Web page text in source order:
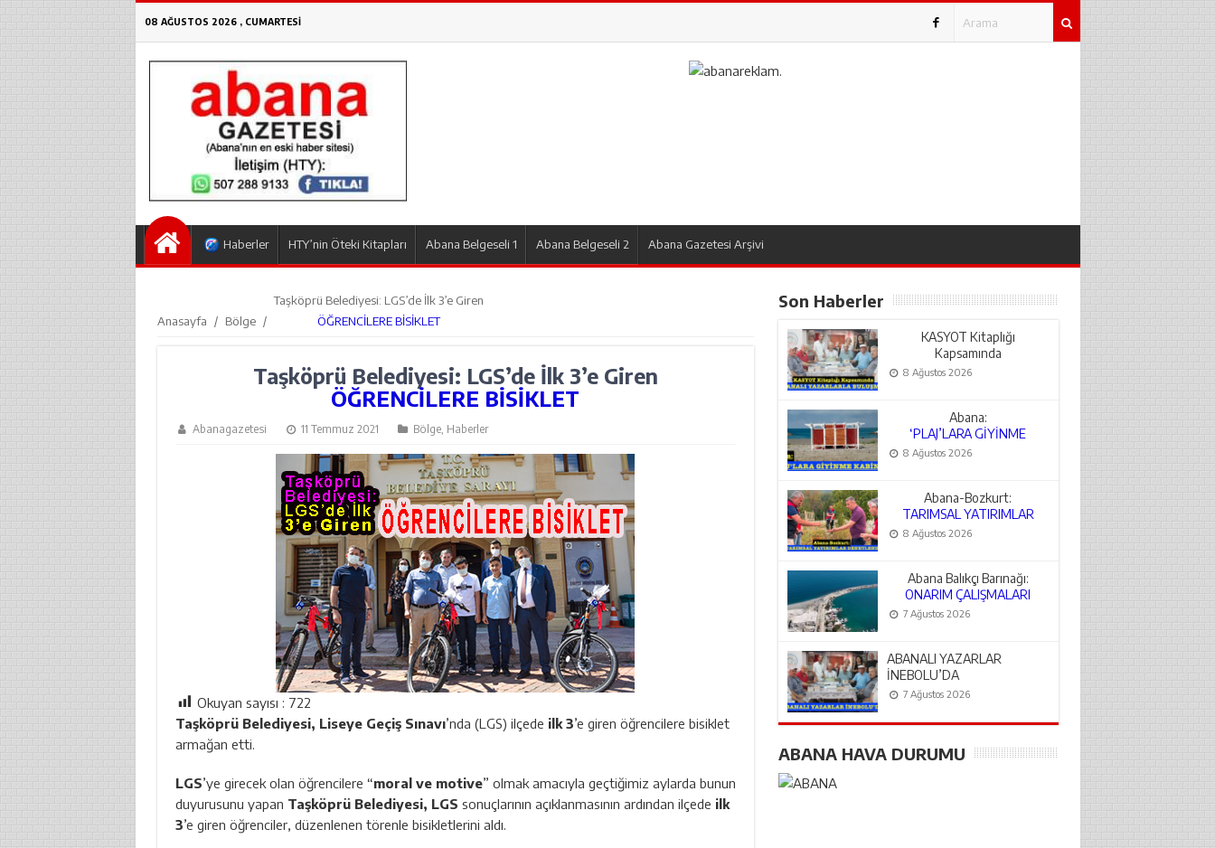
08 AĞUSTOS 2026 , CUMARTESI
.
Haberler HTY’nin Öteki Kitapları Abana Belgeseli 1 Abana Belgeseli 2 Abana Gazetesi Arşivi
Anasayfa / Bölge /
Taşköprü Belediyesi: LGS’de İlk 3’e Giren
ÖĞRENCİLERE BİSİKLET
Taşköprü Belediyesi: LGS’de İlk 3’e Giren
ÖĞRENCİLERE BİSİKLET
Abanagazetesi 11 Temmuz 2021 Bölge, Haberler
Okuyan sayısı : 722
Taşköprü Belediyesi, Liseye Geçiş Sınavı’nda (LGS) ilçede ilk 3’e giren öğrencilere bisiklet
armağan etti.
LGS’ye girecek olan öğrencilere “moral ve motive” olmak amacıyla geçtiğimiz aylarda bunun
duyurusunu yapan Taşköprü Belediyesi, LGS sonuçlarının açıklanmasının ardından ilçede ilk
3’e giren öğrenciler, düzenlenen törenle bisikletlerini aldı.
Son Haberler
KASYOT Kitaplığı
Kapsamında
ABANALI YAZARLARLA
8 Ağustos 2026
Abana:
‘PLAJ’LARA GİYİNME
KABİNLERİ
8 Ağustos 2026
Abana-Bozkurt:
TARIMSAL YATIRIMLAR
DENETLENDİ
8 Ağustos 2026
Abana Balıkçı Barınağı:
ONARIM ÇALIŞMALARI
BAŞLADI
7 Ağustos 2026
ABANALI YAZARLAR
İNEBOLU’DA
7 Ağustos 2026
ABANA HAVA DURUMU